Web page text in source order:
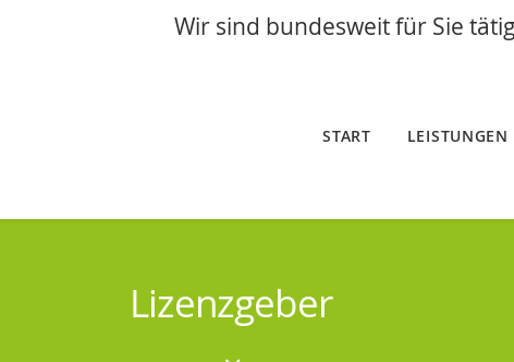
Wir sind bundesweit für Sie
START LEISTUNGEN
Lizenzgeber